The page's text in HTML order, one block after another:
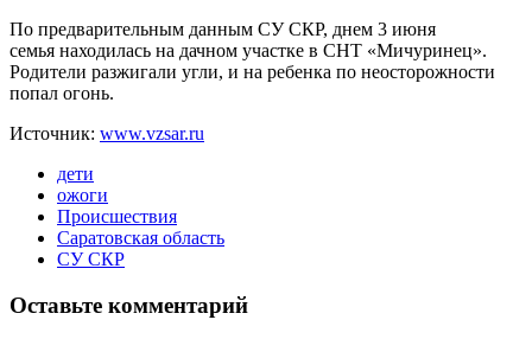
По предварительным данным СУ СКР, днем 3 июня
семья находилась на дачном участке в СНТ «Мичуринец».
Родители разжигали угли, и на ребенка по неосторожности
попал огонь.
Источник: www.vzsar.ru
дети
ожоги
Происшествия
Саратовская область
СУ СКР
Оставьте комментарий